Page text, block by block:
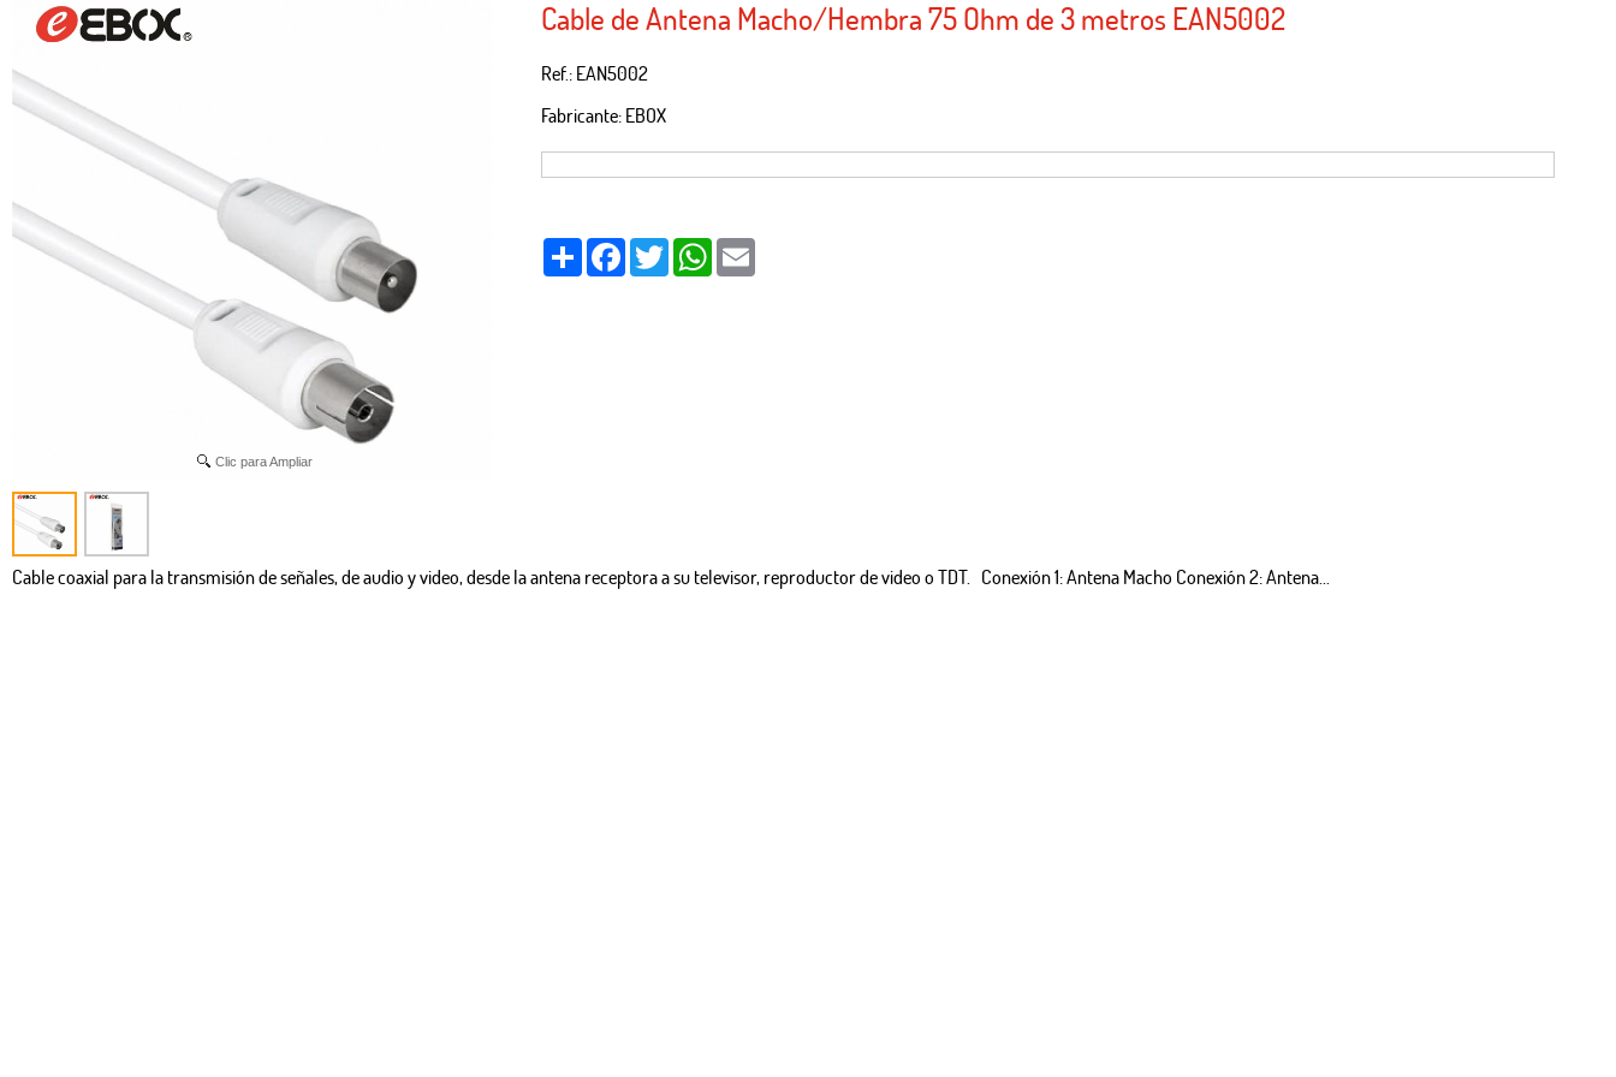
Clic para Ampliar
Cable de Antena Macho/Hembra 75 Ohm de 3 metros EAN5002
Ref.: EAN5002
Fabricante: EBOX
Share FacebookTwitterWhatsApp
Cable coaxial para la transmisión de señales, de audio y video, desde la antena receptora a su televisor, reproductor de video o TDT. Conexión 1: Antena Macho Conexión 2: Antena...